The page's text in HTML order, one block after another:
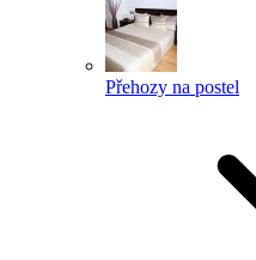
Přehozy na postel